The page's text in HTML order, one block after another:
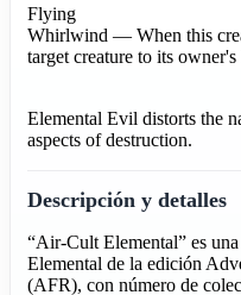
Flying
Whirlwind — When this
target creature to its owner's
Elemental Evil distorts the
aspects of destruction.
Descripción y detalles
“Air-Cult Elemental” es
Elemental de la edición
(AFR), con número de